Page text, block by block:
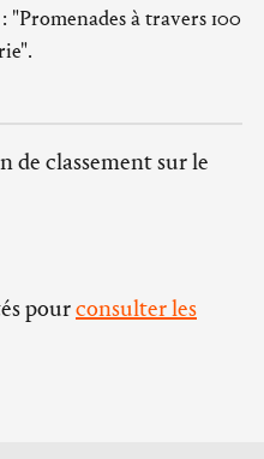
à travers 100
de classement sur le
pourconsulter les